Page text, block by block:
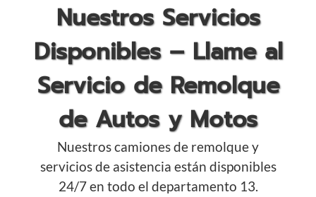
Nuestros Servicios
Disponibles – Llame al
Servicio de Remolque
de Autos y Motos
Nuestros camiones de remolque y
servicios de asistencia están disponibles
24/7 en todo el departamento 13.